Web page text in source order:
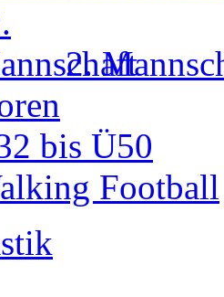
2.
bis Ü50
Football